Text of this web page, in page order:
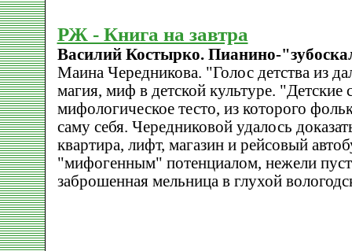
РЖ - Книга на завтра
Василий Костырко. Пианино-
Маина Чередникова. "Голос детства из
магия, миф в детской культуре. "Детские
мифологическое тесто, из которого
саму себя. Чередниковой удалось
квартира, лифт, магазин и рейсовый
"мифогенным" потенциалом, нежели
заброшенная мельница в глухой